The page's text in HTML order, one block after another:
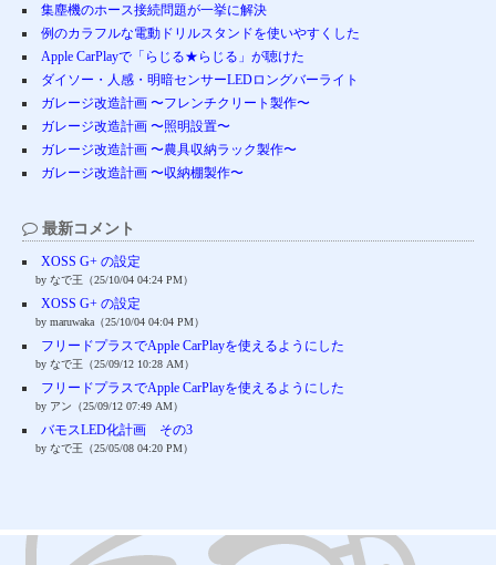
集塵機のホース接続問題が一挙に解決
例のカラフルな電動ドリルスタンドを使いやすくした
Apple CarPlayで「らじる★らじる」が聴けた
ダイソー・人感・明暗センサーLEDロングバーライト
ガレージ改造計画 〜フレンチクリート製作〜
ガレージ改造計画 〜照明設置〜
ガレージ改造計画 〜農具収納ラック製作〜
ガレージ改造計画 〜収納棚製作〜
最新コメント
XOSS G+ の設定
by なで王（25/10/04 04:24 PM）
XOSS G+ の設定
by maruwaka（25/10/04 04:04 PM）
フリードプラスでApple CarPlayを使えるようにした
by なで王（25/09/12 10:28 AM）
フリードプラスでApple CarPlayを使えるようにした
by アン（25/09/12 07:49 AM）
バモスLED化計画 その3
by なで王（25/05/08 04:20 PM）